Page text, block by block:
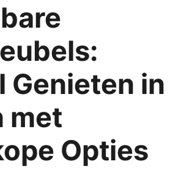
Genieten in
met
Opties